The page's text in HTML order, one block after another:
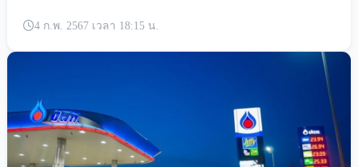
4 ก.พ. 2567 เวลา 18:15 น.